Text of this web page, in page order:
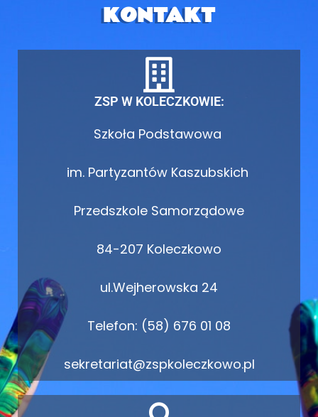
KONTAKT
ZSP W KOLECZKOWIE:
Szkoła Podstawowa
im. Partyzantów Kaszubskich
Przedszkole Samorządowe
84-207 Koleczkowo
ul.Wejherowska 24
Telefon: (58) 676 01 08
sekretariat@zspkoleczkowo.pl